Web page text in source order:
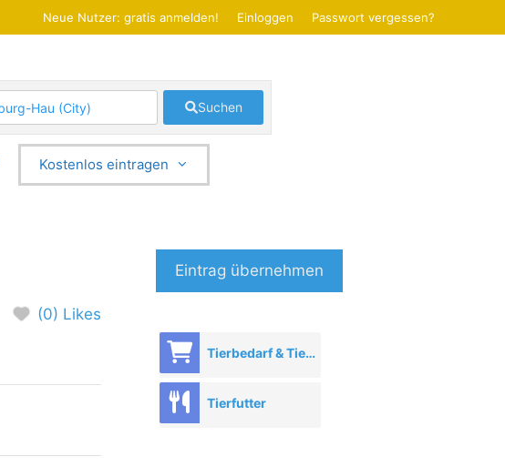
Neue Nutzer: gratis anmelden! Einloggen Passwort vergessen?
Suchen
Kostenlos eintragen
(0) Likes
Eintrag übernehmen
Tierbedarf & Tierhandel
Tierfutter